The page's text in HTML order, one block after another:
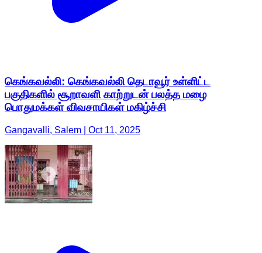
கெங்கவல்லி: கெங்கவல்லி தெடாவூர் உள்ளிட்ட
பகுதிகளில் சூறாவளி காற்றுடன் பலத்த மழை
பொதுமக்கள் விவசாயிகள் மகிழ்ச்சி
Gangavalli, Salem | Oct 11, 2025